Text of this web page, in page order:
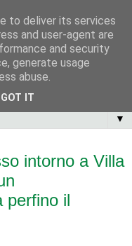
▼
intorno a Villa
perfino il
to deliver its services
and user-agent are
and security
generate usage
abuse.
GOT IT